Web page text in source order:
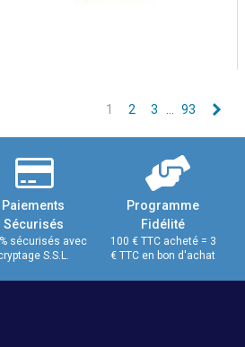
1 2 3 93
Paiements
Sécurisés
sécurisés avec
S.S.L.
Programme
Fidélité
100 € TTC acheté = 3
€ TTC en bon d'achat